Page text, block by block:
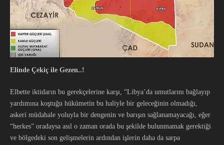
Elinde Çekiç ile Gezen..!
Elbette iktidarın bu gerekçelerine karşı, “Libya’da umutlarını bağlayıp
yardımına koştuğu hükümetin bu haliyle bir geleceğinin olmadığı,
askeri müdahale yoluyla bir dengenin ve barışın sağlanamayacağı, eğer
“herkes” oradaysa asıl o zaman orada bu şekilde bulunmamak gerektiği
ve bölgedeki son gelişmelerin ardından işlerin daha da sarpa